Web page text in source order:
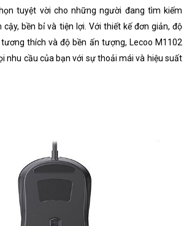
tuyệt vời cho những người đang tìm kiếm
bền bỉ và tiện lợi. Với thiết kế đơn giản, độ
thích và độ bền ấn tượng, Lecoo M1102
nhu cầu của bạn với sự thoải mái và hiệu suất